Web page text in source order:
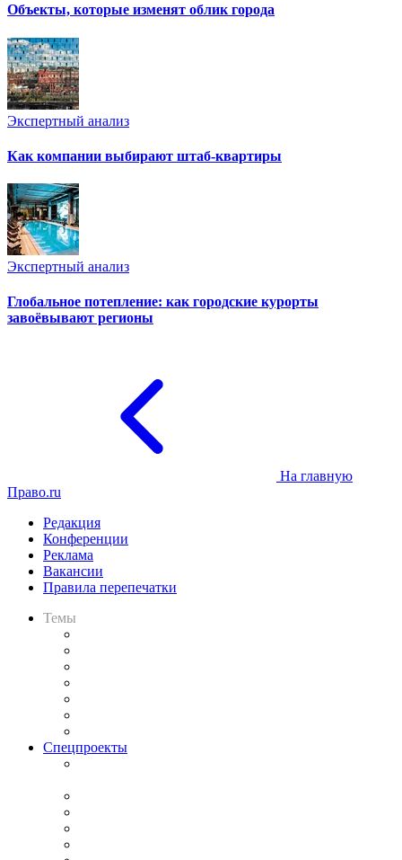
Объекты, которые изменят облик города
Экспертный анализ
Как компании выбирают штаб-квартиры
Экспертный анализ
Глобальное потепление: как городские курорты
завоёвывают регионы
На главную
Право.ru
Редакция
Конференции
Реклама
Вакансии
Правила перепечатки
Темы
Спецпроекты